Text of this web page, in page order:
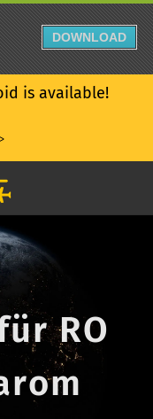
is available!
RO
DOWNLOAD